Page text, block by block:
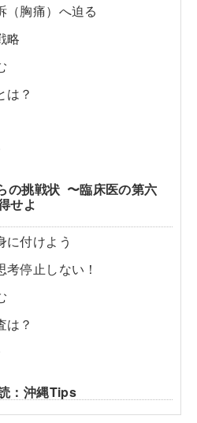
（胸痛）へ迫る
略
は？
挑戦状 〜臨床医の第六
せよ
に付けよう
停止しない！
は？
：沖縄Tips